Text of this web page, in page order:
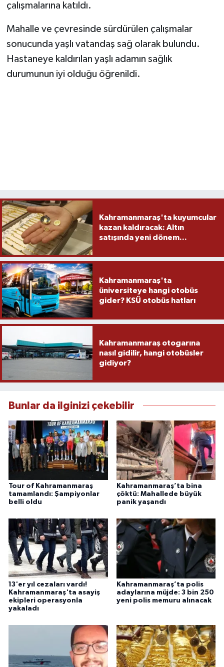
çalışmalarına katıldı.
Mahalle ve çevresinde sürdürülen çalışmalar
sonucunda yaşlı vatandaş sağ olarak bulundu.
Hastaneye kaldırılan yaşlı adamın sağlık
durumunun iyi olduğu öğrenildi.
Kahramanmaraş'ta kuyumcular
kazan kaldıracak: Altın
satışında yeni dönem...
Kahramanmaraş'ta
üniversiteye hangi otobüs
gider? KSÜ otobüs hatları
Kahramanmaraş otogarına
nasıl gidilir, hangi otobüsler
gidiyor?
Bunlar da ilginizi çekebilir
Tour of Kahramanmaraş
tamamlandı: Şampiyonlar
belli oldu
Kahramanmaraş’ta bina
çöktü: Mahallede büyük
panik yaşandı
13'er yıl cezaları vardı!
Kahramanmaraş'ta asayiş
ekipleri operasyonla
yakaladı
Kahramanmaraş’ta polis
adaylarına müjde: 3 bin 250
yeni polis memuru alınacak